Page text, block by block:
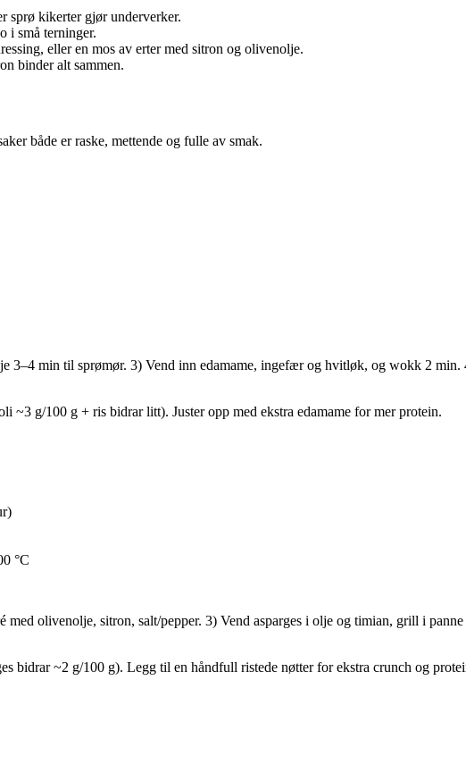
sprø kikerter gjør underverker.
i små terninger.
eller en mos av erter med sitron og olivenolje.
binder alt sammen.
både er raske, mettende og fulle av smak.
3–4 min til sprømør. 3) Vend inn edamame, ingefær og hvitløk, og wokk 2 min.
~3 g/100 g + ris bidrar litt). Juster opp med ekstra edamame for mer protein.
°C
olivenolje, sitron, salt/pepper. 3) Vend asparges i olje og timian, grill i
bidrar ~2 g/100 g). Legg til en håndfull ristede nøtter for ekstra crunch og